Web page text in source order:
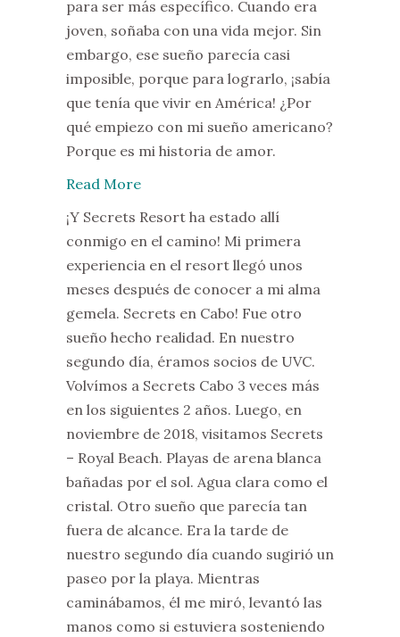
para ser más específico. Cuando era
joven, soñaba con una vida mejor. Sin
embargo, ese sueño parecía casi
imposible, porque para lograrlo, ¡sabía
que tenía que vivir en América! ¿Por
qué empiezo con mi sueño americano?
Porque es mi historia de amor.
Read More
¡Y Secrets Resort ha estado allí
conmigo en el camino! Mi primera
experiencia en el resort llegó unos
meses después de conocer a mi alma
gemela. Secrets en Cabo! Fue otro
sueño hecho realidad. En nuestro
segundo día, éramos socios de UVC.
Volvímos a Secrets Cabo 3 veces más
en los siguientes 2 años. Luego, en
noviembre de 2018, visitamos Secrets
– Royal Beach. Playas de arena blanca
bañadas por el sol. Agua clara como el
cristal. Otro sueño que parecía tan
fuera de alcance. Era la tarde de
nuestro segundo día cuando sugirió un
paseo por la playa. Mientras
caminábamos, él me miró, levantó las
manos como si estuviera sosteniendo